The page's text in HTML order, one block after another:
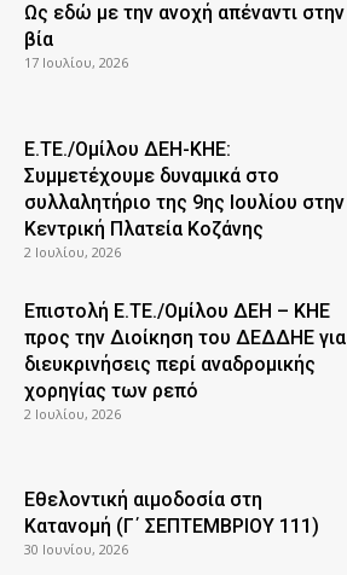
Ως εδώ με την ανοχή απέναντι στην
βία
17 Ιουλίου, 2026
Ε.ΤΕ./Ομίλου ΔΕΗ-ΚΗΕ:
Συμμετέχουμε δυναμικά στο
συλλαλητήριο της 9ης Ιουλίου στην
Κεντρική Πλατεία Κοζάνης
2 Ιουλίου, 2026
Επιστολή Ε.ΤΕ./Ομίλου ΔΕΗ – ΚΗΕ
προς την Διοίκηση του ΔΕΔΔΗΕ για
διευκρινήσεις περί αναδρομικής
χορηγίας των ρεπό
2 Ιουλίου, 2026
Εθελοντική αιμοδοσία στη
Κατανομή (Γ΄ ΣΕΠΤΕΜΒΡΙΟΥ 111)
30 Ιουνίου, 2026